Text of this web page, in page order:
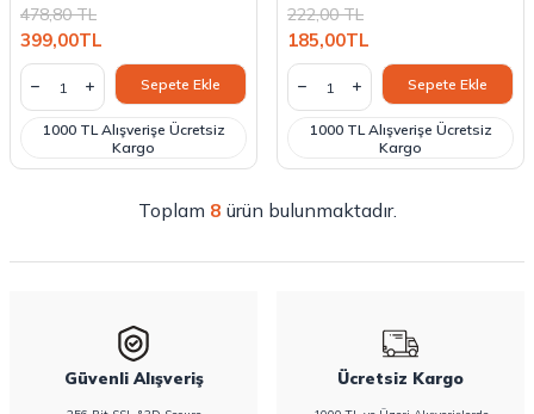
478,80TL
399,00TL
Sepete Ekle
1000 TL Alışverişe Ücretsiz
Kargo
222,00TL
185,00TL
Sepete Ekle
1000 TL Alışverişe Ücretsiz
Kargo
Toplam 8 ürün bulunmaktadır.
Güvenli Alışveriş Ücretsiz Kargo